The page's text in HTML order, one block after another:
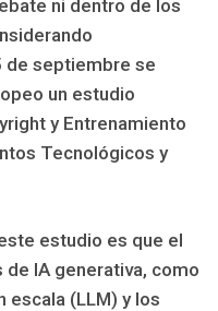
ni dentro de los
de septiembre se
un estudio
y Entrenamiento
Tecnológicos y
estudio es que el
IA generativa, como
escala (LLM) y los